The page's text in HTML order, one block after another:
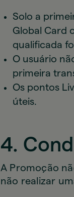
Solo a
Global Card
qualificada
O usuário
primeira
Os pontos
úteis.
4.
A Promoção
não realizar